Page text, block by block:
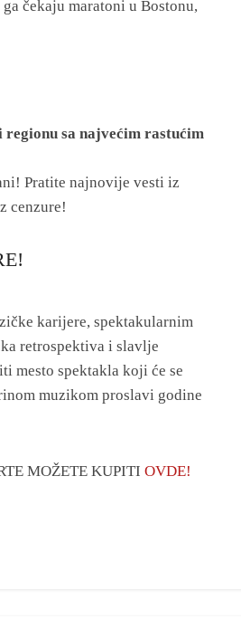
čekaju maratoni u Bostonu,
sa najvećim rastućim
Pratite najnovije vesti iz
cenzure!
karijere, spektakularnim
retrospektiva i slavlje
mesto spektakla koji će se
muzikom proslavi godine
MOŽETE KUPITI OVDE!